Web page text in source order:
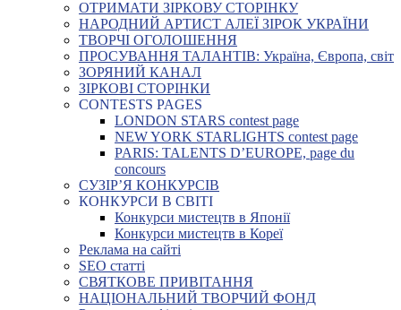
ОТРИМАТИ ЗІРКОВУ СТОРІНКУ
НАРОДНИЙ АРТИСТ АЛЕЇ ЗІРОК УКРАЇНИ
ТВОРЧІ ОГОЛОШЕННЯ
ПРОСУВАННЯ ТАЛАНТІВ: Україна, Європа, світ
ЗОРЯНИЙ КАНАЛ
ЗІРКОВІ СТОРІНКИ
CONTESTS PAGES
LONDON STARS contest page
NEW YORK STARLIGHTS contest page
PARIS: TALENTS D’EUROPE, page du
concours
СУЗІР’Я КОНКУРСІВ
КОНКУРСИ В СВІТІ
Конкурси мистецтв в Японії
Конкурси мистецтв в Кореї
Реклама на сайті
SEO статті
СВЯТКОВЕ ПРИВІТАННЯ
НАЦІОНАЛЬНИЙ ТВОРЧИЙ ФОНД